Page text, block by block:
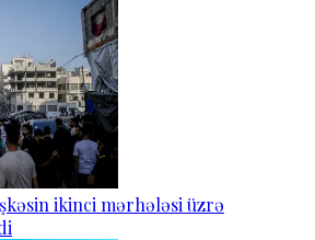
ikinci mərhələsi üzrə